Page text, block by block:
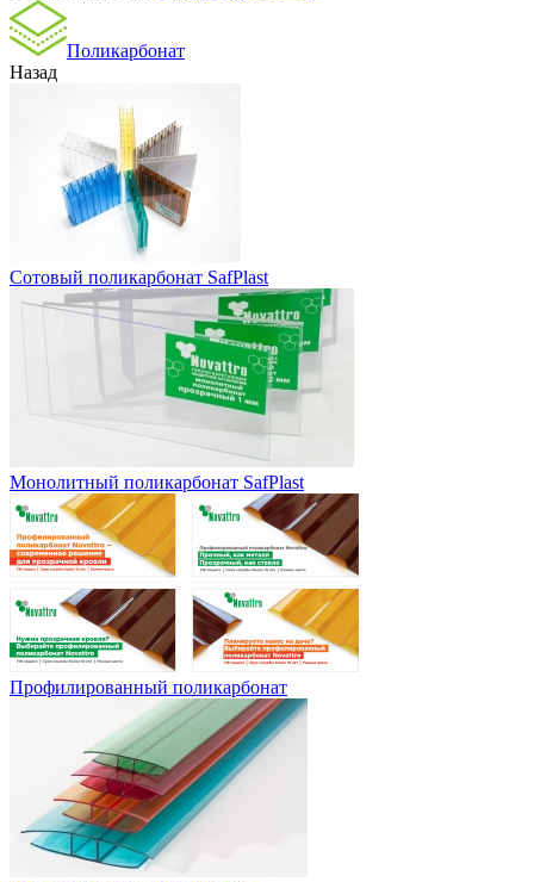
Поликарбонат
Назад
Сотовый поликарбонат SafPlast
Монолитный поликарбонат SafPlast
Профилированный поликарбонат